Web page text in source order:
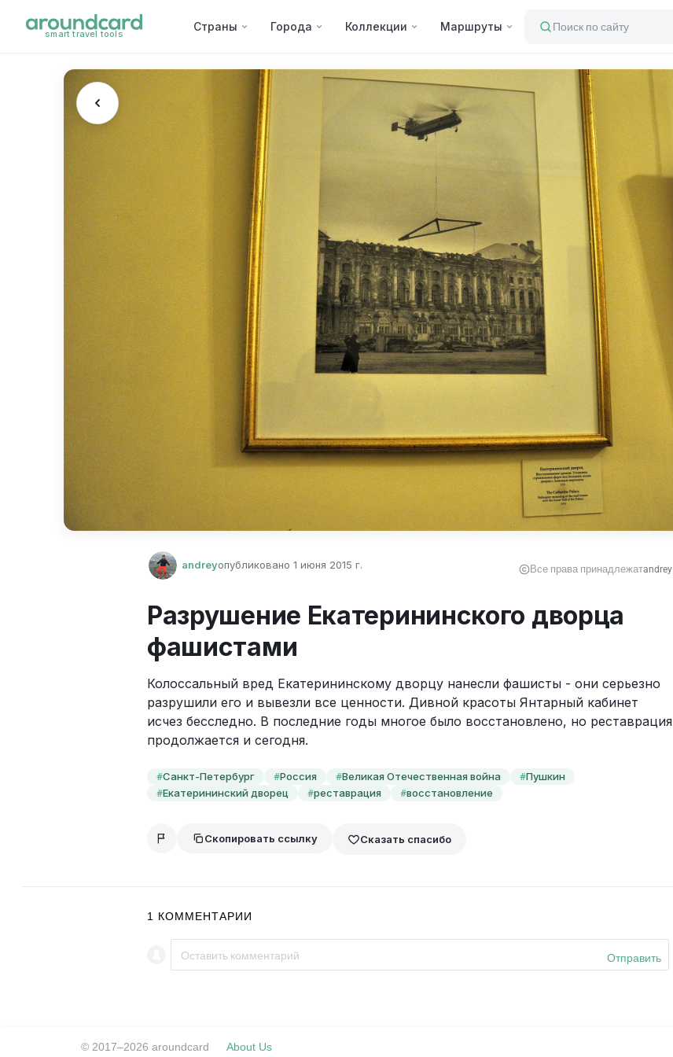
smart travel tools
Страны Города Коллекции Маршруты Поиск по сайту
andreyопубликовано 1 июня 2015 г. Все права принадлежатandrey
Разрушение Екатерининского дворца
фашистами
Колоссальный вред Екатерининскому дворцу нанесли фашисты - они серьезно
разрушили его и вывезли все ценности. Дивной красоты Янтарный кабинет
исчез бесследно. В последние годы многое было восстановлено, но реставрация
продолжается и сегодня.
#Санкт-Петербург #Россия #Великая Отечественная война #Пушкин
#Екатерининский дворец #реставрация #восстановление
Скопировать ссылку Сказать спасибо
1 КОММЕНТАРИИ
Отправить
© 2017–2026 aroundcard About Us